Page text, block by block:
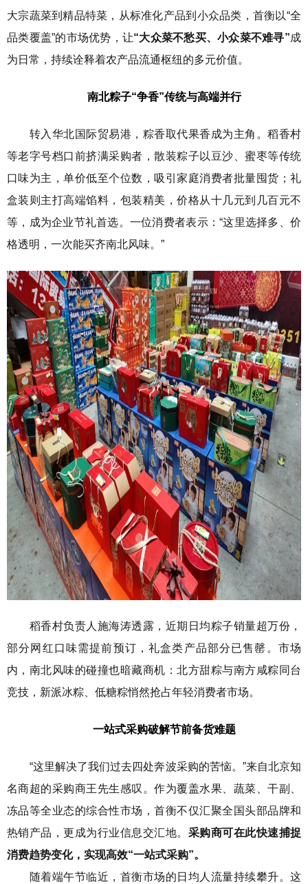
大宗蔬菜到精品特菜，从标准化产品到小众品类，首衡以“全
品类覆盖”的市场优势，让“大众菜不愁买、小众菜不难寻”成
为日常，持续诠释着农产品流通枢纽的多元价值。
南北粽子“争香”传统与高端并行
转入华北国际贸易港，粽香取代果香成为主角。稻香村
等老字号档口前挤满采购者，散装粽子以豆沙、蜜枣等传统
口味为主，单价低至个位数，吸引家庭消费者批量囤货；礼
盒装则主打高端馅料，包装精美，价格从十几元到几百元不
等，成为企业节礼首选。一位消费者表示：“这里选择多、价
格透明，一次能买齐南北风味。”
稻香村负责人施海涛透露，近期日均粽子销量超万份，
部分网红口味需提前预订，礼盒类产品部分已售罄。市场
内，南北风味的碰撞也暗藏商机：北方甜粽与南方咸粽同台
竞技，新派冰粽、低糖粽悄然抢占年轻消费者市场。
一站式采购破解节前备货难题
“这里解决了我们过去四处奔波采购的苦恼。”来自北京知
名商超的采购商王先生感叹。作为覆盖水果、蔬菜、干副、
冻品等全业态的综合性市场，首衡不仅汇聚全国头部品牌和
热销产品，更成为行业信息交汇地。 采购商可在此快速捕捉
消费趋势变化，实现高效“一站式采购”。
随着端午节临近，首衡市场的日均人流量持续攀升。这